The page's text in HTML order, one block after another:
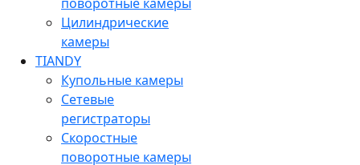
Цилиндрические
камеры
TIANDY
Купольные камеры
Сетевые
регистраторы
Скоростные
поворотные камеры